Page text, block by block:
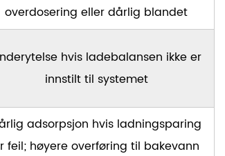
overdosering eller dårlig blandet
hvis ladebalansen ikke er
innstilt til systemet
adsorpsjon hvis ladningsparing
feil; høyere overføring til bakevann